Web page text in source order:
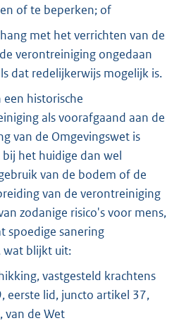
of te beperken; of
met het verrichten van de
verontreiniging ongedaan
dat redelijkerwijs mogelijk is.
een historische
als voorafgaand aan de
van de Omgevingswet is
het huidige dan wel
van de bodem of de
van de verontreiniging
zodanige risico's voor mens,
spoedige sanering
wat blijkt uit:
vastgesteld krachtens
eerste lid, juncto artikel 37,
van de Wet